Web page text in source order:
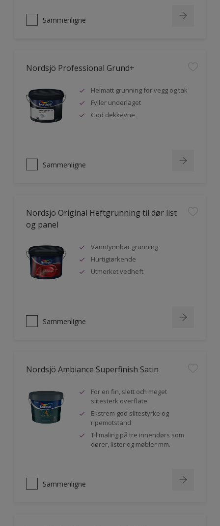
Sammenligne
Nordsjö Professional Grund+
Helmatt grunning for vegg og tak
Fyller underlaget
God dekkevne
Sammenligne
Nordsjö Original Heftgrunning til dør list
og panel
Vanntynnbar grunning
Hurtigtørkende
Utmerket vedheft
Sammenligne
Nordsjö Ambiance Superfinish Satin
For en fin, slett och meget
slitesterk overflate
Ekstrem god slitestyrke og
ripemotstand
Til maling på tre innendørs som
dører, lister og møbler mm.
Sammenligne